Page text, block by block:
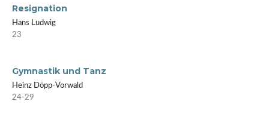
Resignation
Hans Ludwig
23
Gymnastik und Tanz
Heinz Döpp-Vorwald
24-29